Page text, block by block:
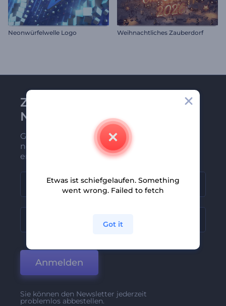
Neonwürfelwelle Logo Weihnachtliches Zauberdorf
Zu Renderforest-
Newsletter anmelden
Gehören Sie zu den Ersten, die unsere
neuesten Nachrichten und Angebote
erhalten
Anmelden
Sie können den Newsletter jederzeit
problemlos abbestellen.
Etwas ist schiefgelaufen. Something
went wrong. Failed to fetch
Got it